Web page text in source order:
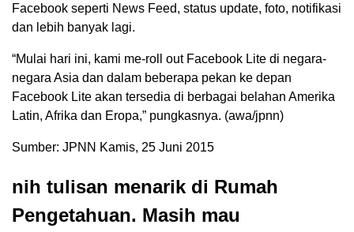
Facebook seperti News Feed, status update, foto, notifikasi
dan lebih banyak lagi.
“Mulai hari ini, kami me-roll out Facebook Lite di negara-
negara Asia dan dalam beberapa pekan ke depan
Facebook Lite akan tersedia di berbagai belahan Amerika
Latin, Afrika dan Eropa,” pungkasnya. (awa/jpnn)
Sumber: JPNN Kamis, 25 Juni 2015
nih tulisan menarik di Rumah
Pengetahuan. Masih mau